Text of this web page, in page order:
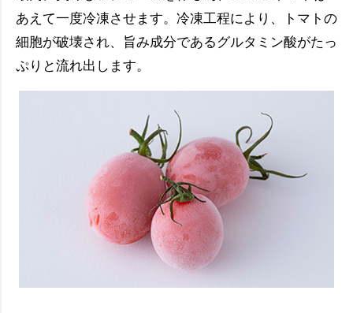
あえて一度冷凍させます。冷凍工程により、トマトの
細胞が破壊され、旨み成分であるグルタミン酸がたっ
ぷりと流れ出します。